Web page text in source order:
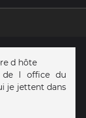
d hôte
de l office du
je jettent dans